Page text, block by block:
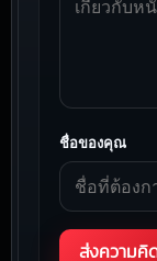
ชื่อของคุณ